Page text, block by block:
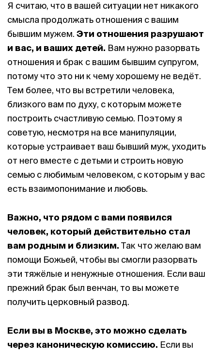
Я считаю, что в вашей ситуации нет никакого
смысла продолжать отношения с вашим
бывшим мужем. Эти отношения разрушают
и вас, и ваших детей. Вам нужно разорвать
отношения и брак с вашим бывшим супругом,
потому что это ни к чему хорошему не ведёт.
Тем более, что вы встретили человека,
близкого вам по духу, с которым можете
построить счастливую семью. Поэтому я
советую, несмотря на все манипуляции,
которые устраивает ваш бывший муж, уходить
от него вместе с детьми и строить новую
семью с любимым человеком, с которым у вас
есть взаимопонимание и любовь.
Важно, что рядом с вами появился
человек, который действительно стал
вам родным и близким. Так что желаю вам
помощи Божьей, чтобы вы смогли разорвать
эти тяжёлые и ненужные отношения. Если ваш
прежний брак был венчан, то вы можете
получить церковный развод.
Если вы в Москве, это можно сделать
через каноническую комиссию. Если вы